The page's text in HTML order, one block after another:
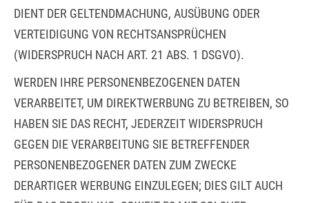
DIENT DER GELTENDMACHUNG, AUSÜBUNG ODER
VERTEIDIGUNG VON RECHTSANSPRÜCHEN
(WIDERSPRUCH NACH ART. 21 ABS. 1 DSGVO).
WERDEN IHRE PERSONENBEZOGENEN DATEN
VERARBEITET, UM DIREKTWERBUNG ZU BETREIBEN, SO
HABEN SIE DAS RECHT, JEDERZEIT WIDERSPRUCH
GEGEN DIE VERARBEITUNG SIE BETREFFENDER
PERSONENBEZOGENER DATEN ZUM ZWECKE
DERARTIGER WERBUNG EINZULEGEN; DIES GILT AUCH